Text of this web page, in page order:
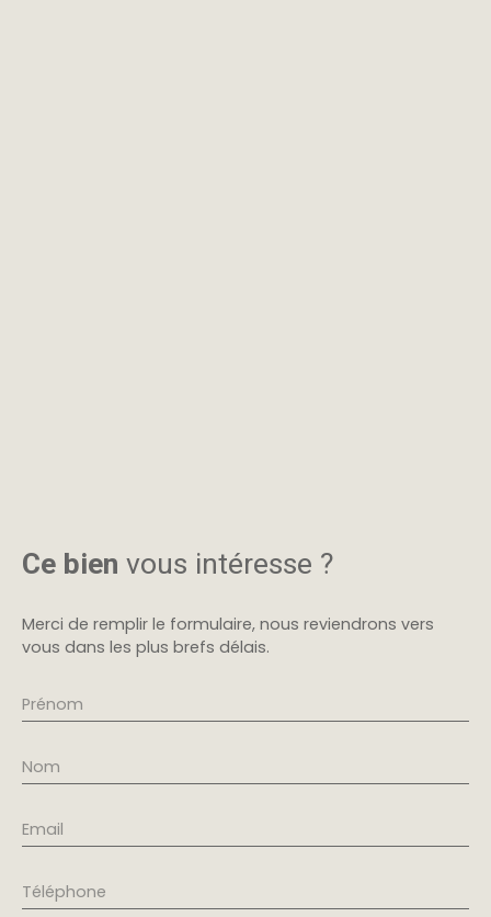
Ce bien vous intéresse ?
Merci de remplir le formulaire, nous reviendrons vers
vous dans les plus brefs délais.
Prénom
Nom
Email
Téléphone